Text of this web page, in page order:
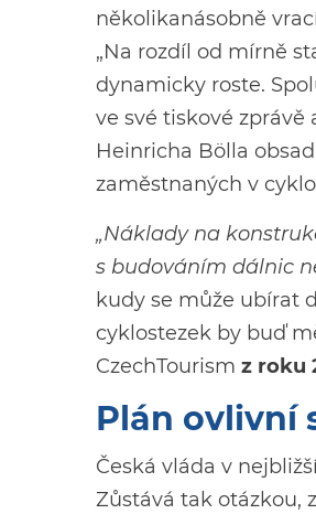
několikanásobně
„Na rozdíl od mírně
dynamicky roste.
ve své tiskové zprávě
Heinricha Bölla
zaměstnaných v
„Náklady na
s budováním dálnic
kudy se může ubírat
cyklostezek by buď
CzechTourism z roku
Plán ovlivní
Česká vláda v
Zůstává tak otázkou,